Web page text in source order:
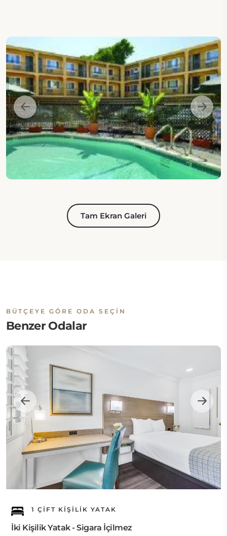
Tam Ekran Galeri
BÜTÇEYE GÖRE ODA SEÇIN
Benzer Odalar
1 ÇIFT KIŞILIK YATAK
İki Kişilik Yatak - Sigara İçilmez